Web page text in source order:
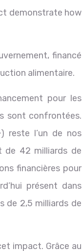
financé
alimentaire.
pour les
sont confrontées.
reste l’un de nos
de 42 milliards de
financières pour
présent dans
de 2,5 milliards de
impact. Grâce au